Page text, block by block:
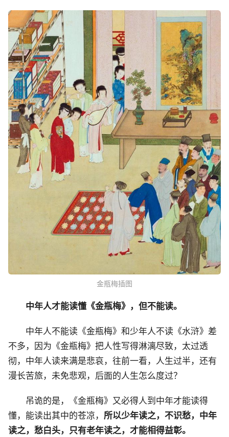
金瓶梅插图
中年人才能读懂《金瓶梅》，但不能读。
中年人不能读《金瓶梅》和少年人不读《水浒》差
不多，因为《金瓶梅》把人性写得淋漓尽致，太过透
彻，中年人读来满是悲哀，往前一看，人生过半，还有
漫长苦旅，未免悲观，后面的人生怎么度过？
吊诡的是，《金瓶梅》又必得人到中年才能读得
懂，能读出其中的苍凉， 所以少年读之，不识愁，中年
读之，愁白头，只有老年读之，才能相得益彰。